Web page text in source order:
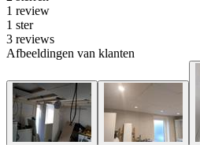
1 review
1 ster
3 reviews
Afbeeldingen van klanten